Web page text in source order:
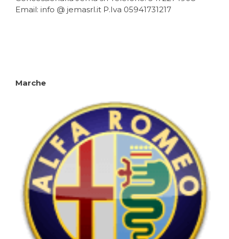
Email: info @ jemasrl.it P.Iva 05941731217
Marche